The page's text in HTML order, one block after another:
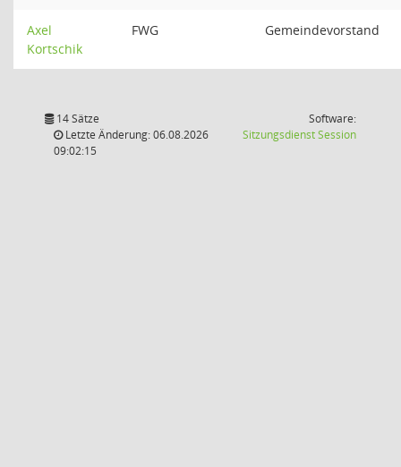
Axel
Kortschik
FWG Gemeindevorstand
14 Sätze
Letzte Änderung: 06.08.2026
09:02:15
Software:
SitzungsdienstSession(Wird in